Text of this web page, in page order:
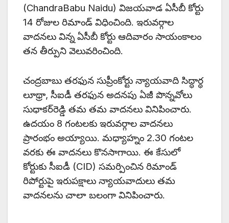
(ChandraBabu Naidu) విజయవాడ ఏసీబీ కోర్టు
14 రోజుల రిమాండ్ విధించింది. ఇరువర్గాల
వాదనలు విన్న ఏసీబీ కోర్టు ఆదివారం సాయంకాలం
తన తీర్పుని వెలువరించింది.
చంద్రబాబు తరఫున సుప్రీంకోర్టు న్యాయవాది సిద్ధార్థ
లూథ్రా, సీఐడీ తరఫున అదనపు ఏజీ పొన్నవోలు
సుధాకర్‌రెడ్డి తమ తమ వాదనలు వినిపించారు.
ఉదయం 8 గంటలకు ఇరువర్గాల వాదనలు
ప్రారంభం అయ్యాయి. మధ్యాహ్నం 2.30 గంటల
వరకు ఈ వాదనలు కొనసాగాయి. ఈ కేసులో
కోర్టుకు సీఐడీ (CID) సమర్పించిన రిమాండ్‌
రిపోర్టుపై ఇరుపక్షాలు న్యాయవాదులు తమ
వాదనలను చాలా బలంగా వినిపించారు.